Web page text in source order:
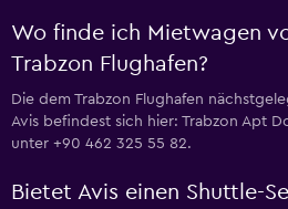
Wo finde ich Mietwagen
Trabzon Flughafen?
Die dem Trabzon Flughafen
Avis befindest sich hier: Trabzon Apt
unter +90 462 325 55 82.
Bietet Avis einen Shuttle-